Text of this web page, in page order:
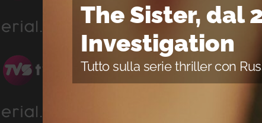
The Sister, dal
Investigation
Tutto sulla serie thriller con